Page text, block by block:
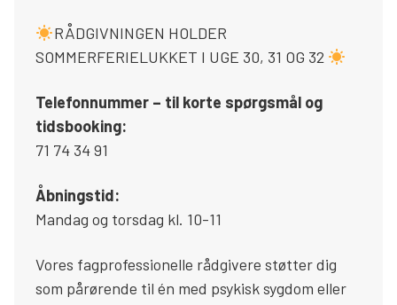
Søg
RÅDGIVNINGEN HOLDER
SOMMERFERIELUKKET I UGE 30, 31 OG 32
Telefonnummer – til korte spørgsmål og
tidsbooking:
71 74 34 91
Åbningstid:
Mandag og torsdag kl. 10-11
Vores fagprofessionelle rådgivere støtter dig
som pårørende til én med psykisk sygdom eller